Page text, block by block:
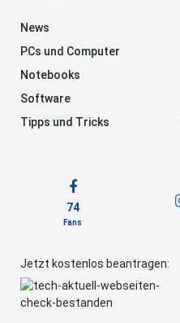
News
PCs und Computer
Notebooks
Software
Tipps und Tricks
74
Fans
Jetzt kostenlos beantragen: